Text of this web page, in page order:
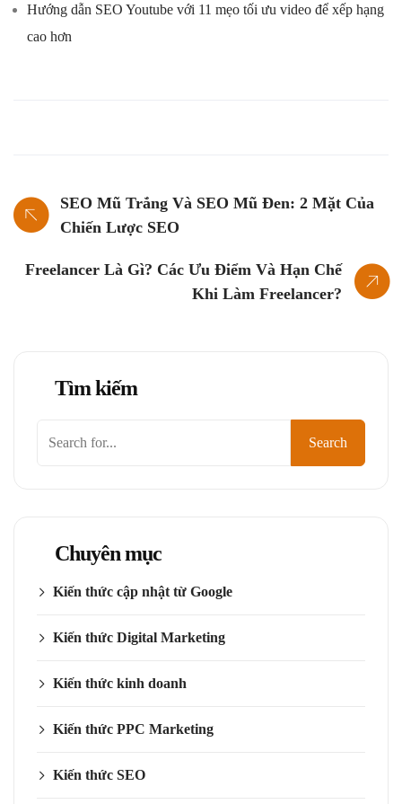
Hướng dẫn SEO Youtube với 11 mẹo tối ưu video để xếp hạng
cao hơn
SEO Mũ Trắng Và SEO Mũ Đen: 2 Mặt Của
Chiến Lược SEO
Freelancer Là Gì? Các Ưu Điểm Và Hạn Chế
Khi Làm Freelancer?
Tìm kiếm
Search
Chuyên mục
Kiến thức cập nhật từ Google
Kiến thức Digital Marketing
Kiến thức kinh doanh
Kiến thức PPC Marketing
Kiến thức SEO